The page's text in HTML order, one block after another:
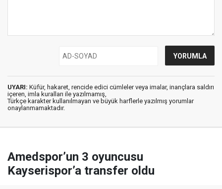
UYARI: Küfür, hakaret, rencide edici cümleler veya imalar, inançlara saldırı
içeren, imla kuralları ile yazılmamış,
Türkçe karakter kullanılmayan ve büyük harflerle yazılmış yorumlar
onaylanmamaktadır.
Amedspor’un 3 oyuncusu
Kayserispor’a transfer oldu